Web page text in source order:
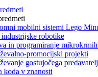
mobilni sistemi Lego
robotike
in programiranje
promocijski projekti
gostujočega
koda v znanosti